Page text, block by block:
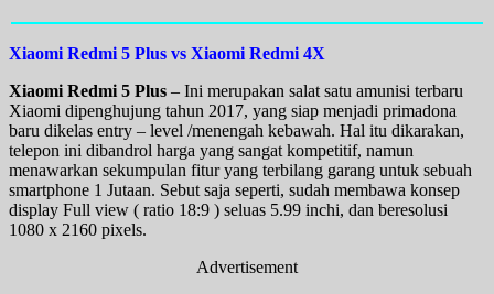
Xiaomi Redmi 5 Plus vs Xiaomi Redmi 4X
Xiaomi Redmi 5 Plus – Ini merupakan salat satu amunisi terbaru
Xiaomi dipenghujung tahun 2017, yang siap menjadi primadona
baru dikelas entry – level /menengah kebawah. Hal itu dikarakan,
telepon ini dibandrol harga yang sangat kompetitif, namun
menawarkan sekumpulan fitur yang terbilang garang untuk sebuah
smartphone 1 Jutaan. Sebut saja seperti, sudah membawa konsep
display Full view ( ratio 18:9 ) seluas 5.99 inchi, dan beresolusi
1080 x 2160 pixels.
Advertisement